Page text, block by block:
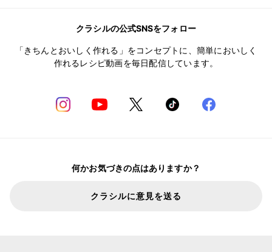
クラシルの公式SNSをフォロー
「きちんとおいしく作れる」をコンセプトに、簡単においしく
作れるレシピ動画を毎日配信しています。
何かお気づきの点はありますか？
クラシルに意見を送る